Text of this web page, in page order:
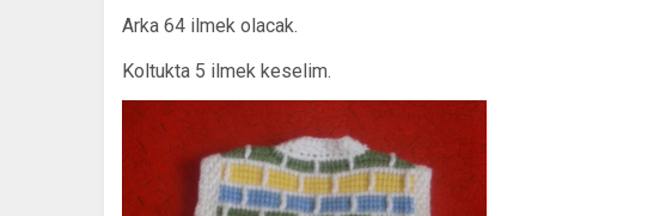
Arka 64 ilmek olacak.
Koltukta 5 ilmek keselim.